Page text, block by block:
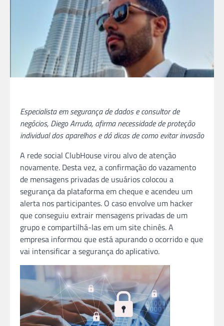
Especialista em segurança de dados e consultor de
negócios, Diego Arruda, afirma necessidade de proteção
individual dos aparelhos e dá dicas de como evitar invasão
A rede social ClubHouse virou alvo de atenção
novamente. Desta vez, a confirmação do vazamento
de mensagens privadas de usuários colocou a
segurança da plataforma em cheque e acendeu um
alerta nos participantes. O caso envolve um hacker
que conseguiu extrair mensagens privadas de um
grupo e compartilhá-las em um site chinês. A
empresa informou que está apurando o ocorrido e que
vai intensificar a segurança do aplicativo.